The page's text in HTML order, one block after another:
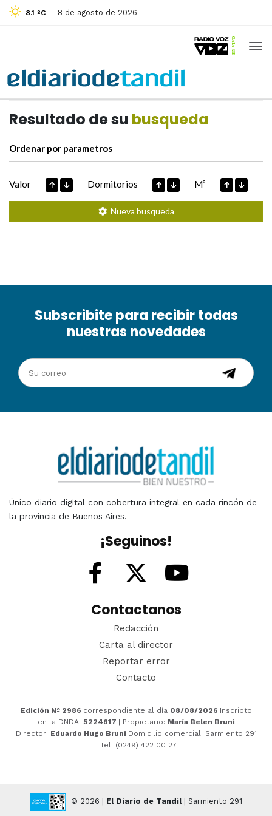
8.1 ºC 8 de agosto de 2026
Resultado de su busqueda
Ordenar por parametros
Valor Dormitorios M²
Nueva busqueda
Subscribite para recibir todas
nuestras novedades
Único diario digital con cobertura integral en cada rincón de
la provincia de Buenos Aires.
¡Seguinos!
Contactanos
Redacción
Carta al director
Reportar error
Contacto
Edición Nº 2986 correspondiente al día 08/08/2026 Inscripto
en la DNDA: 5224617 | Propietario: María Belen Bruni
Director: Eduardo Hugo Bruni Domicilio comercial: Sarmiento 291
| Tel: (0249) 422 00 27
© 2026 | El Diario de Tandil| Sarmiento 291